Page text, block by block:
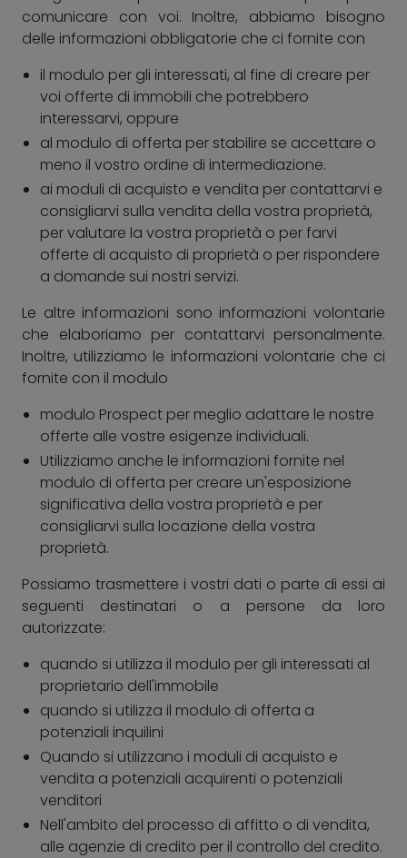
comunicare con voi. Inoltre, abbiamo bisogno
delle informazioni obbligatorie che ci fornite con
il modulo per gli interessati, al fine di creare per
voi offerte di immobili che potrebbero
interessarvi, oppure
al modulo di offerta per stabilire se accettare o
meno il vostro ordine di intermediazione.
ai moduli di acquisto e vendita per contattarvi e
consigliarvi sulla vendita della vostra proprietà,
per valutare la vostra proprietà o per farvi
offerte di acquisto di proprietà o per rispondere
a domande sui nostri servizi.
Le altre informazioni sono informazioni volontarie
che elaboriamo per contattarvi personalmente.
Inoltre, utilizziamo le informazioni volontarie che ci
fornite con il modulo
modulo Prospect per meglio adattare le nostre
offerte alle vostre esigenze individuali.
Utilizziamo anche le informazioni fornite nel
modulo di offerta per creare un'esposizione
significativa della vostra proprietà e per
consigliarvi sulla locazione della vostra
proprietà.
Possiamo trasmettere i vostri dati o parte di essi ai
seguenti destinatari o a persone da loro
autorizzate:
quando si utilizza il modulo per gli interessati al
proprietario dell'immobile
quando si utilizza il modulo di offerta a
potenziali inquilini
Quando si utilizzano i moduli di acquisto e
vendita a potenziali acquirenti o potenziali
venditori
Nell'ambito del processo di affitto o di vendita,
alle agenzie di credito per il controllo del credito.